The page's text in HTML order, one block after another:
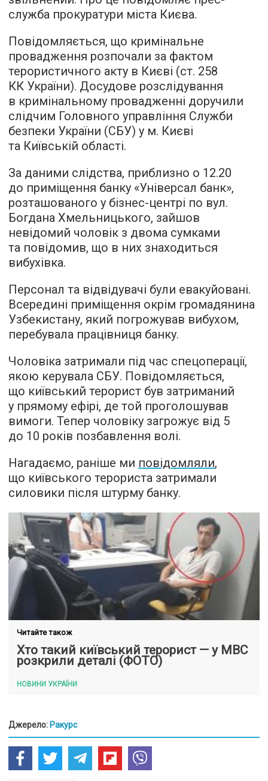
служба прокуратури міста Києва.
Повідомляється, що кримінальне
провадження розпочали за фактом
терористичного акту в Києві (ст. 258
КК України). Досудове розслідування
в кримінальному провадженні доручили
слідчим Головного управління Служби
безпеки України (СБУ) у м. Києві
та Київській області.
За даними слідства, приблизно о 12.20
до приміщення банку «Універсал банк»,
розташованого у бізнес-центрі по вул.
Богдана Хмельницького, зайшов
невідомий чоловік з двома сумками
та повідомив, що в них знаходиться
вибухівка.
Персонал та відвідувачі були евакуйовані.
Всередині приміщення окрім громадянина
Узбекистану, який погрожував вибухом,
перебувала працівниця банку.
Чоловіка затримали під час спецоперації,
якою керувала СБУ. Повідомляється,
що київський терорист був затриманий
у прямому ефірі, де той проголошував
вимоги. Тепер чоловіку загрожує від 5
до 10 років позбавлення волі.
Нагадаємо, раніше ми повідомляли,
що київського терориста затримали
силовики після штурму банку.
Читайте також
Хто такий київський терорист — у МВС
розкрили деталі (ФОТО)
НОВИНИ УКРАЇНИ
Джерело: Ракурс